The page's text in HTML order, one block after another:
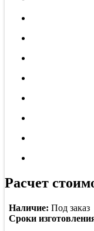
Расчет
Наличие: Под заказ
Сроки